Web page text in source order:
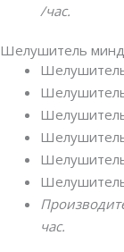
/час.
Шелушитель
час.